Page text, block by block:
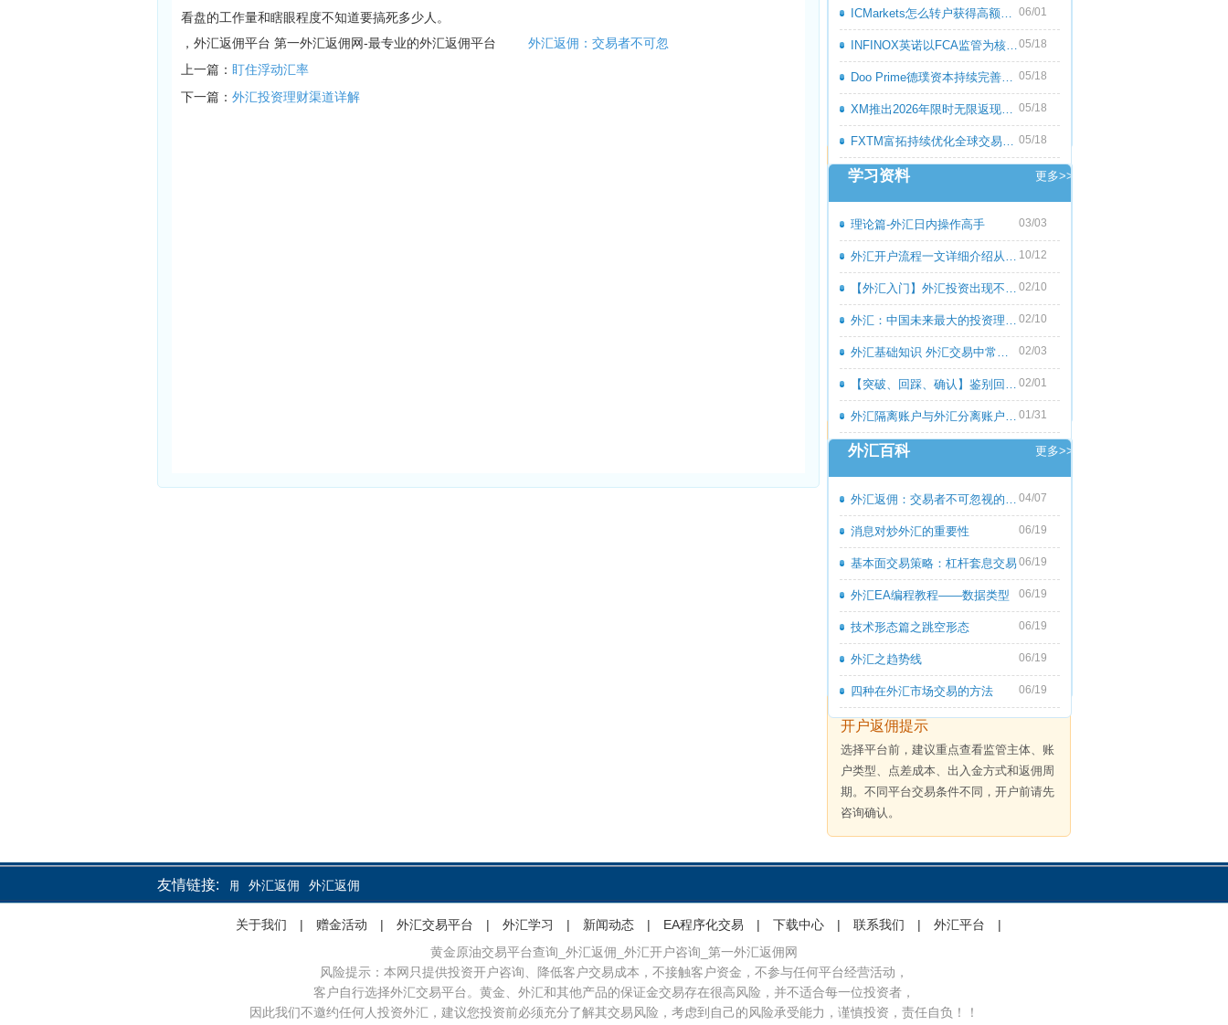
看盘的工作量和瞎眼程度不知道要搞死多少人。
，外汇返佣平台 第一外汇返佣网-最专业的外汇返佣平台
外汇返佣：交易者不可忽
上一篇： 盯住浮动汇率
下一篇： 外汇投资理财渠道详解
ICMarkets怎么转户获得高额返佣呢？ICMark 06/01
INFINOX英诺以FCA监管为核心优势，持续优化05/18
Doo Prime德璞资本持续完善多资产交易服务 05/18
XM推出2026年限时无限返现活动，交易越多 05/18
FXTM富拓持续优化全球交易服务，多元化产 05/18
学习资料 更多>>
理论篇-外汇日内操作高手 03/03
外汇开户流程一文详细介绍从零到一 10/12
【外汇入门】外汇投资出现不良心态的原 02/10
外汇：中国未来最大的投资理财市场 02/10
外汇基础知识 外汇交易中常见的外汇专用 02/03
【突破、回踩、确认】鉴别回撤和倒退 02/01
外汇隔离账户与外汇分离账户的区别 01/31
外汇百科 更多>>
外汇返佣：交易者不可忽视的隐藏收益 04/07
消息对炒外汇的重要性 06/19
基本面交易策略：杠杆套息交易 06/19
外汇EA编程教程――数据类型 06/19
技术形态篇之跳空形态 06/19
外汇之趋势线 06/19
四种在外汇市场交易的方法 06/19
开户返佣提示
选择平台前，建议重点查看监管主体、账
户类型、点差成本、出入金方式和返佣周
期。不同平台交易条件不同，开户前请先
咨询确认。
友情链接:
外汇返佣 外汇返佣 外汇返佣
关于我们 | 赠金活动 | 外汇交易平台 | 外汇学习 | 新闻动态 | EA程序化交易 | 下载中心 | 联系我们 | 外汇平台
|
黄金原油交易平台查询_外汇返佣_外汇开户咨询_第一外汇返佣网
风险提示：本网只提供投资开户咨询、降低客户交易成本，不接触客户资金，不参与任何平台经营活动，
客户自行选择外汇交易平台。黄金、外汇和其他产品的保证金交易存在很高风险，并不适合每一位投资者，
因此我们不邀约任何人投资外汇，建议您投资前必须充分了解其交易风险，考虑到自己的风险承受能力，谨慎投资，责任自负！！